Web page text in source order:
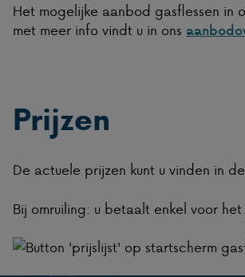
Het mogelijke aanbod gasflessen in
met meer info vindt u in ons
Prijzen
De actuele prijzen kunt u vinden in de
Bij omruiling: u betaalt enkel voor het